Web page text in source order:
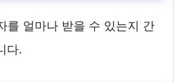
를 얼마나 받을 수 있는지 간
다.